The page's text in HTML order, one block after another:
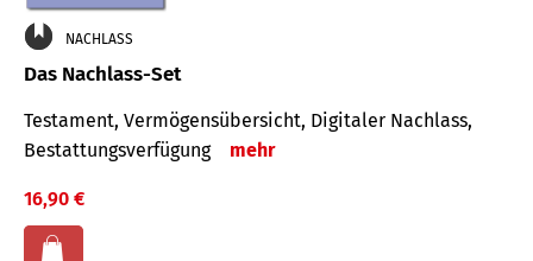
NACHLASS
Das Nachlass-Set
Testament, Vermögens­übersicht, Digitaler Nach­lass,
Bestat­tungs­ver­fügung
mehr
16,90 €